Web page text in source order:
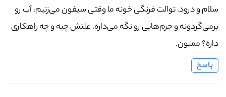
سلام و درود. توالت فرنگی خونه ما وقتی سیفون می‌زنیم، آب رو
برمی‌گردونه و جرم‌هایی رو نگه می‌داره. علتش چیه و چه راهکاری
داره؟ ممنون.
پاسخ